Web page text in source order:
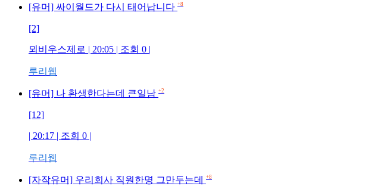
[유머] 싸이월드가 다시 태어납니다 +8
[2]
뫼비우스제로 | 20:05 | 조회 0 |
루리웹
[유머] 나 환생한다는데 큰일남 +2
[12]
| 20:17 | 조회 0 |
루리웹
[자작유머] 우리회사 직원한명 그만두는데 +8